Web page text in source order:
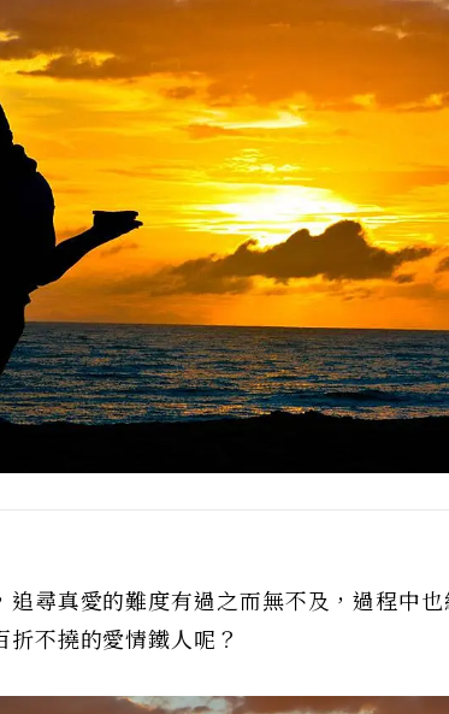
追尋真愛的難度有過之而無不及，過程中
不撓的愛情鐵人呢？